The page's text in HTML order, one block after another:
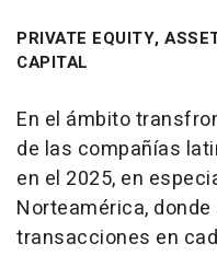
PRIVATE EQUITY,
CAPITAL
En el ámbito
de las compañías
en el 2025, en
Norteamérica,
transacciones en